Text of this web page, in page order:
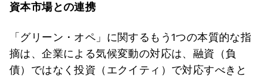
資本市場との連携
「グリーン・オペ」に関するもう1つの本質的な指
摘は、企業による気候変動の対応は、融資（負
債）ではなく投資（エクイティ）で対応すべきと